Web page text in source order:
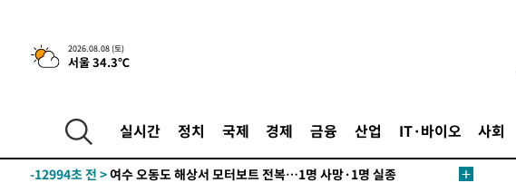
2026.08.08 (토)
서울 34.3℃
실시간 정치 국제 경제 금융 산업 IT·바이오 사회
-28322초 전 >온열질환 사망자 3명 늘어…누적 환자 3000명 돌파
-22267초 전 >강릉에 시간당 81.4㎜ 물폭탄…도로 잠기고 담벼락 붕괴
-16084초 전 >
선재도서 해루질 나섰다 실종 60대, 닷새 만에 숨진 채 발견
-13618초 전 >
-12994초 전 >여수 오동도 해상서 모터보트 전복…1명 사망·1명 실종